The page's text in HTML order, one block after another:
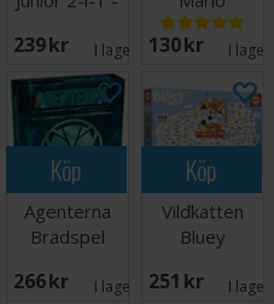
239 SEK I lager:
Brädspel
130 SEK I lager:
Köp
Agenterna
Brädspel
266 SEK I lager: 4
Köp
Vildkatten
Bluey
251 SEK I lager: